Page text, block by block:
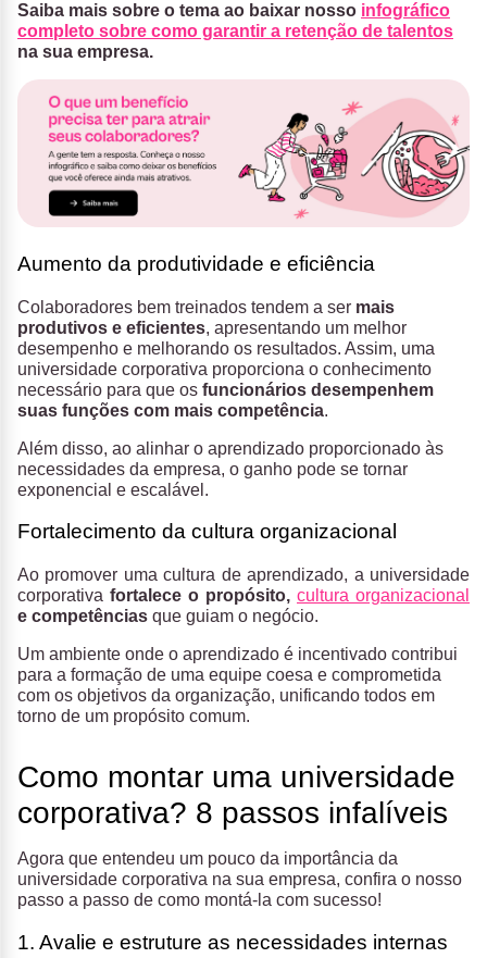
Saiba mais sobre o tema ao baixar nosso infográfico
completo sobre como garantir a retenção de talentos
na sua empresa.
Aumento da produtividade e eficiência
Colaboradores bem treinados tendem a ser mais
produtivos e eficientes, apresentando um melhor
desempenho e melhorando os resultados. Assim, uma
universidade corporativa proporciona o conhecimento
necessário para que os funcionários desempenhem
suas funções com mais competência.
Além disso, ao alinhar o aprendizado proporcionado às
necessidades da empresa, o ganho pode se tornar
exponencial e escalável.
Fortalecimento da cultura organizacional
Ao promover uma cultura de aprendizado, a universidade
corporativa fortalece o propósito, cultura organizacional
e competências que guiam o negócio.
Um ambiente onde o aprendizado é incentivado contribui
para a formação de uma equipe coesa e comprometida
com os objetivos da organização, unificando todos em
torno de um propósito comum.
Como montar uma universidade
corporativa? 8 passos infalíveis
Agora que entendeu um pouco da importância da
universidade corporativa na sua empresa, confira o nosso
passo a passo de como montá-la com sucesso!
1. Avalie e estruture as necessidades internas